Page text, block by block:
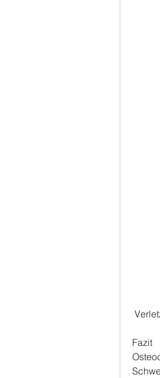
Fazit